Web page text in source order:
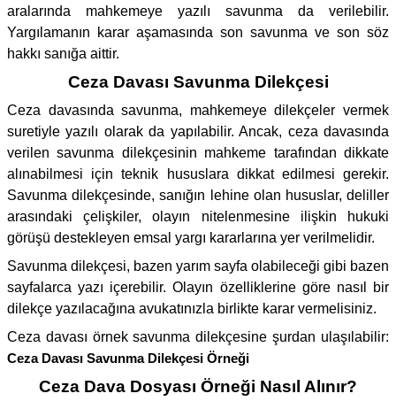
aralarında mahkemeye yazılı savunma da verilebilir.
Yargılamanın karar aşamasında son savunma ve son söz
hakkı sanığa aittir.
Ceza Davası Savunma Dilekçesi
Ceza davasında savunma, mahkemeye dilekçeler vermek
suretiyle yazılı olarak da yapılabilir. Ancak, ceza davasında
verilen savunma dilekçesinin mahkeme tarafından dikkate
alınabilmesi için teknik hususlara dikkat edilmesi gerekir.
Savunma dilekçesinde, sanığın lehine olan hususlar, deliller
arasındaki çelişkiler, olayın nitelenmesine ilişkin hukuki
görüşü destekleyen emsal yargı kararlarına yer verilmelidir.
Savunma dilekçesi, bazen yarım sayfa olabileceği gibi bazen
sayfalarca yazı içerebilir. Olayın özelliklerine göre nasıl bir
dilekçe yazılacağına avukatınızla birlikte karar vermelisiniz.
Ceza davası örnek savunma dilekçesine şurdan ulaşılabilir:
Ceza Davası Savunma Dilekçesi Örneği
Ceza Dava Dosyası Örneği Nasıl Alınır?